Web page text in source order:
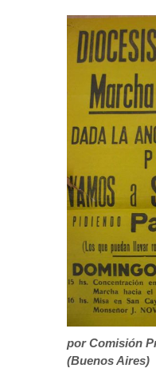
por Comisión
(Buenos Aires)